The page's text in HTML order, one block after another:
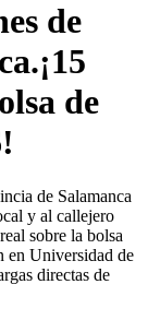
de
.¡15
de
de Salamanca
y al callejero
sobre la bolsa
en Universidad de
directas de